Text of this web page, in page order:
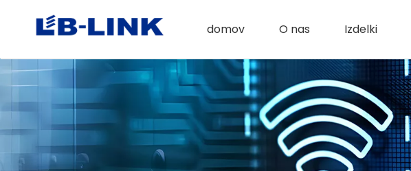
domov O nas Izdelki